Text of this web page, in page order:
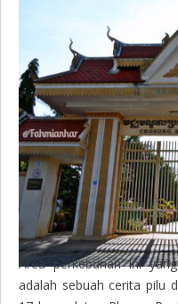
Area perkebunan ini
adalah sebuah cerita pilu